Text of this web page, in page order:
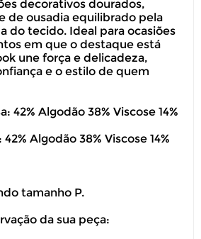
decorativos dourados,
de ousadia equilibrado pela
do tecido. Ideal para ocasiões
em que o destaque est
une força e delicadeza,
e o estilo de quem
42% Algodão 38% Viscose 14%
Algodão 38% Viscose 14%
tamanho P.
da sua peça: